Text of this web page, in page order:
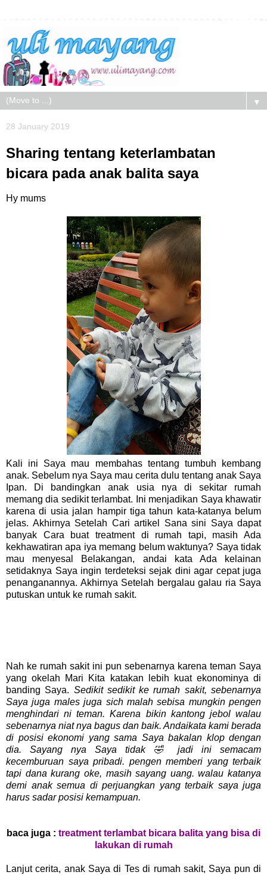
▼
28 January 2019
Sharing tentang keterlambatan
bicara pada anak balita saya
Hy mums
Kali ini Saya mau membahas tentang tumbuh kembang
anak. Sebelum nya Saya mau cerita dulu tentang anak Saya
Ipan. Di bandingkan anak usia nya di sekitar rumah
memang dia sedikit terlambat. Ini menjadikan Saya khawatir
karena di usia jalan hampir tiga tahun kata-katanya belum
jelas. Akhirnya Setelah Cari artikel Sana sini Saya dapat
banyak Cara buat treatment di rumah tapi, masih Ada
kekhawatiran apa iya memang belum waktunya? Saya tidak
mau menyesal Belakangan, andai kata Ada kelainan
setidaknya Saya ingin terdeteksi sejak dini agar cepat juga
penanganannya. Akhirnya Setelah bergalau galau ria Saya
putuskan untuk ke rumah sakit.
Nah ke rumah sakit ini pun sebenarnya karena teman Saya
yang okelah Mari Kita katakan lebih kuat ekonominya di
banding Saya. Sedikit sedikit ke rumah sakit, sebenarnya
Saya juga males juga sich malah sebisa mungkin pengen
menghindari ni teman. Karena bikin kantong jebol walau
sebenarnya niat nya bagus dan baik. Andaikata kami berada
di posisi ekonomi yang sama Saya bakalan klop dengan
dia. Sayang nya Saya tidak 🤣 jadi ini semacam
kecemburuan saya pribadi. pengen memberi yang terbaik
tapi dana kurang oke, masih sayang uang. walau katanya
demi anak semua di perjuangkan yang terbaik saya juga
harus sadar posisi kemampuan.
baca juga : treatment terlambat bicara balita yang bisa di
lakukan di rumah
Lanjut cerita, anak Saya di Tes di rumah sakit, Saya pun di